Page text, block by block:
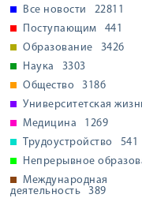
Все новости
22811
Поступающим
441
Образование
3426
Наука
3303
Общество
3186
Университетская
Медицина
1269
Трудоустройство
541
Непрерывное
Международная
деятельность
389